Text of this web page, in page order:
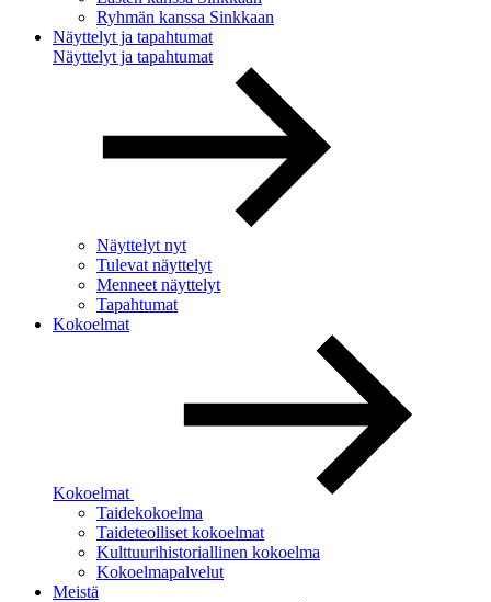
Ryhmän kanssa Sinkkaan
Näyttelyt ja tapahtumat
Näyttelyt ja tapahtumat
Näyttelyt nyt
Tulevat näyttelyt
Menneet näyttelyt
Tapahtumat
Kokoelmat
Kokoelmat
Taidekokoelma
Taideteolliset kokoelmat
Kulttuurihistoriallinen kokoelma
Kokoelmapalvelut
Meistä